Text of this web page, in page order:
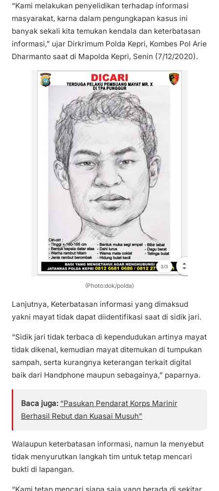
“Kami melakukan penyelidikan terhadap informasi
masyarakat, karna dalam pengungkapan kasus ini
banyak sekali kita temukan kendala dan keterbatasan
informasi,” ujar Dirkrimum Polda Kepri, Kombes Pol Arie
Dharmanto saat di Mapolda Kepri, Senin (7/12/2020).
(Photo:dok/polda)
Lanjutnya, Keterbatasan informasi yang dimaksud
yakni mayat tidak dapat diidentifikasi saat di sidik jari.
“Sidik jari tidak terbaca di kependudukan artinya mayat
tidak dikenal, kemudian mayat ditemukan di tumpukan
sampah, serta kurangnya keterangan terkait digital
baik dari Handphone maupun sebagainya,” paparnya.
Baca juga: “Pasukan Pendarat Korps Marinir
Berhasil Rebut dan Kuasai Musuh”
Walaupun keterbatasan informasi, namun Ia menyebut
tidak menyurutkan langkah tim untuk tetap mencari
bukti di lapangan.